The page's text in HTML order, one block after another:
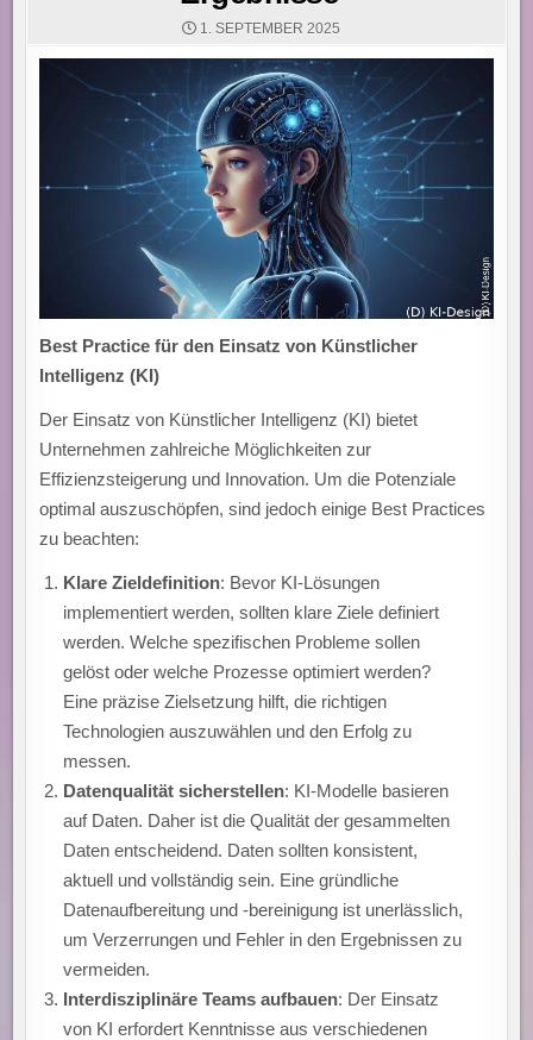
1. SEPTEMBER 2025
Best Practice für den Einsatz von Künstlicher
Intelligenz (KI)
Der Einsatz von Künstlicher Intelligenz (KI) bietet
Unternehmen zahlreiche Möglichkeiten zur
Effizienzsteigerung und Innovation. Um die Potenziale
optimal auszuschöpfen, sind jedoch einige Best Practices
zu beachten:
Klare Zieldefinition: Bevor KI-Lösungen
implementiert werden, sollten klare Ziele definiert
werden. Welche spezifischen Probleme sollen
gelöst oder welche Prozesse optimiert werden?
Eine präzise Zielsetzung hilft, die richtigen
Technologien auszuwählen und den Erfolg zu
messen.
Datenqualität sicherstellen: KI-Modelle basieren
auf Daten. Daher ist die Qualität der gesammelten
Daten entscheidend. Daten sollten konsistent,
aktuell und vollständig sein. Eine gründliche
Datenaufbereitung und -bereinigung ist unerlässlich,
um Verzerrungen und Fehler in den Ergebnissen zu
vermeiden.
Interdisziplinäre Teams aufbauen: Der Einsatz
von KI erfordert Kenntnisse aus verschiedenen